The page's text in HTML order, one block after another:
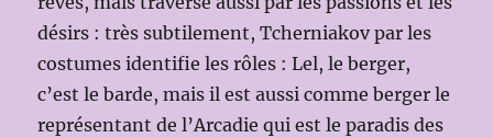
désirs : très subtilement, Tcherniakov par les
costumes identifie les rôles : Lel, le berger,
c’est le barde, mais il est aussi comme berger le
représentant de l’Arcadie qui est le paradis des